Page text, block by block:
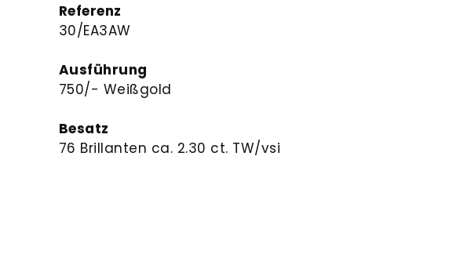
Referenz
30/EA3AW
Ausführung
750/- Weißgold
Besatz
76 Brillanten ca. 2.30 ct. TW/vsi